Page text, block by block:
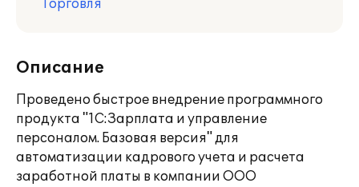
Торговля
Описание
Проведено быстрое внедрение программного
продукта "1С:Зарплата и управление
персоналом. Базовая версия" для
автоматизации кадрового учета и расчета
заработной платы в компании ООО